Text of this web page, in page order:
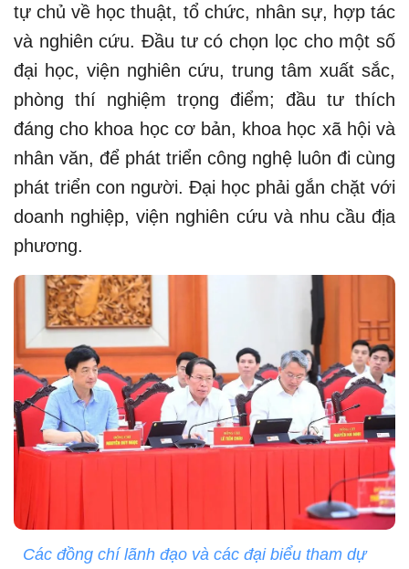
tự chủ về học thuật, tổ chức, nhân sự, hợp tác
và nghiên cứu. Đầu tư có chọn lọc cho một số
đại học, viện nghiên cứu, trung tâm xuất sắc,
phòng thí nghiệm trọng điểm; đầu tư thích
đáng cho khoa học cơ bản, khoa học xã hội và
nhân văn, để phát triển công nghệ luôn đi cùng
phát triển con người. Đại học phải gắn chặt với
doanh nghiệp, viện nghiên cứu và nhu cầu địa
phương.
Các đồng chí lãnh đạo và các đại biểu tham dự